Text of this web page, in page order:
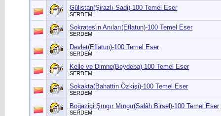
Gülistan(Şirazlı Sadi)-100 Temel Eser
SERDEM
Sokrates'in Anıları(Eflatun)-100 Temel Eser
SERDEM
Devlet(Eflatun)-100 Temel Eser
SERDEM
Kelle ve Dimne(Beydeba)-100 Temel Eser
SERDEM
Sokakta(Bahattin Özkişi)-100 Temel Eser
SERDEM
Boğaziçi Şıngır Mıngır(Salâh Birsel)-100 Temel Eser
SERDEM